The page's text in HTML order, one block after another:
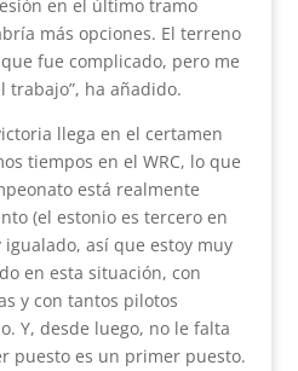
en el último tramo
más opciones. El terreno
fue complicado, pero me
trabajo”, ha añadido.
llega en el certamen
tiempos en el WRC, lo que
está realmente
(el estonio es tercero en
así que estoy muy
en esta situación, con
y con tantos pilotos
Y, desde luego, no le falta
puesto es un primer puesto.